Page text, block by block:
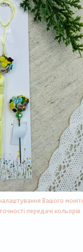
Вашого
передачі кольорів